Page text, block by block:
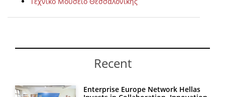
Recent
Enterprise Europe Network Hellas